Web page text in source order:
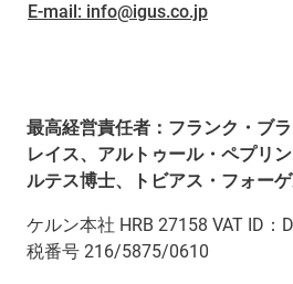
E-mail: info@igus.co.jp
最高経営責任者：フランク・ブ
レイス、アルトゥール・ペプリ
ルテス博士、トビアス・フォー
ケルン本社 HRB 27158 VAT ID：
税番号 216/5875/0610